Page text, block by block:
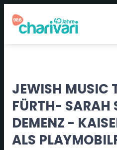
JEWISH MUSIC
FÜRTH- SARAH
DEMENZ -
ALS